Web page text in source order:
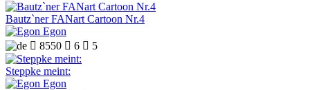
Bautz`ner FANart Cartoon Nr.4
Egon
 8550  6  5
Steppke meint:
Egon